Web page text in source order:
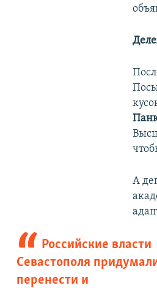
А
Российские власти
Севастополя
перенести и